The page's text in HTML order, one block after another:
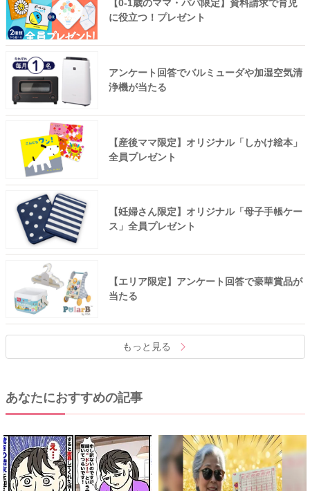
【0-1歳のママ・パパ限定】資料請求で育児
に役立つ！プレゼント
アンケート回答でバルミューダや加湿空気清
浄機が当たる
【産後ママ限定】オリジナル「しかけ絵本」
全員プレゼント
【妊婦さん限定】オリジナル「母子手帳ケー
ス」全員プレゼント
【エリア限定】アンケート回答で豪華賞品が
当たる
もっと見る
あなたにおすすめの記事